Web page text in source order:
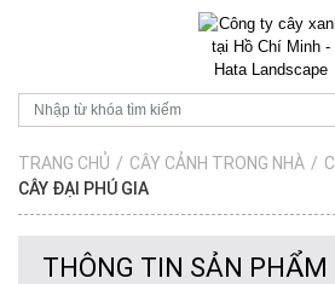
TRANG CHỦ / CÂY CẢNH TRONG NHÀ /
CÂY ĐẠI PHÚ GIA
THÔNG TIN SẢN PHẨM